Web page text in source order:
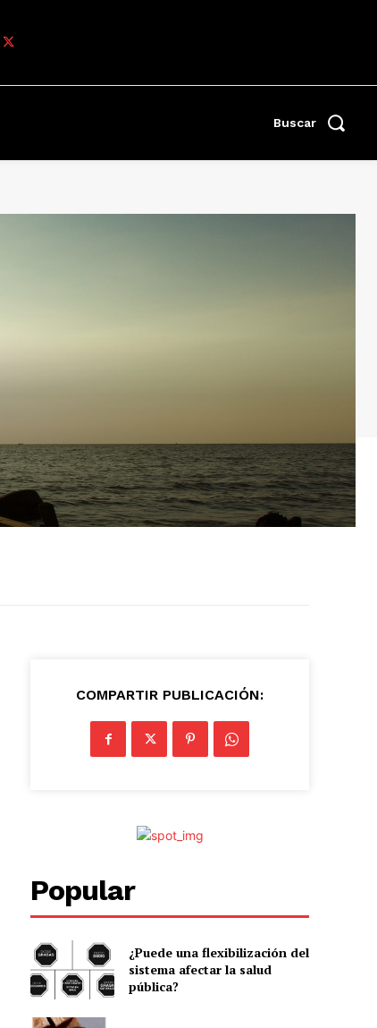
Buscar
COMPARTIR PUBLICACIÓN:
Popular
¿Puede una flexibilización del
sistema afectar la salud
pública?